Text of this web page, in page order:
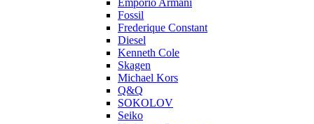
Emporio Armani
Fossil
Frederique Constant
Diesel
Kenneth Cole
Skagen
Michael Kors
Q&Q
SOKOLOV
Seiko